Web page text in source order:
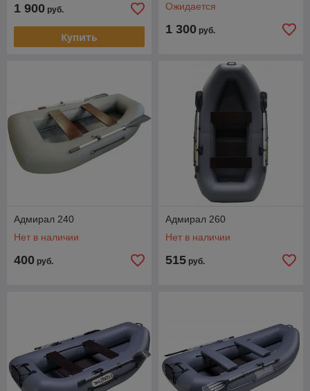
1 900 руб.
Купить
Ожидается
1 300 руб.
Адмирал 240
Нет в наличии
400 руб.
Адмирал 260
Нет в наличии
515 руб.